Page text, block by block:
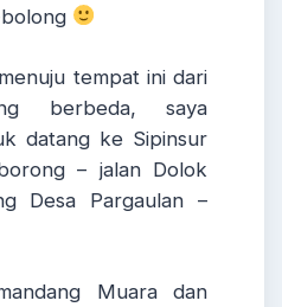
tempat ini dari
berbeda, saya
datang ke Sipinsur
– jalan Dolok
Desa Pargaulan –
Muara dan